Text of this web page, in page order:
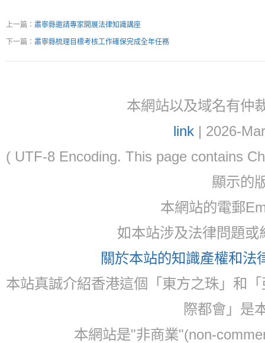
上一篇： 肅寧縣邀請專家開展法律知識講座
下一篇： 肅寧縣梳理目標考核工作確保完成全年任務
本網站以及域名有仲
link| 2026-
( UTF-8 Encoding. This page contains
顯示的
本網站的電郵
如本站涉及法律問題
關於本站的知識產權和法
本站真誠介紹香港這個「東方之珠」和
際都會」是
本網站是"非商業"(non-